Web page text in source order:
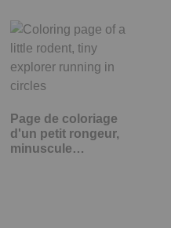
Page de coloriage
d'un petit rongeur,
minuscule…